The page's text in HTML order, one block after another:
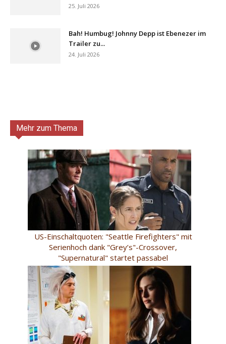
25. Juli 2026
Bah! Humbug! Johnny Depp ist Ebenezer im
Trailer zu...
24. Juli 2026
Mehr zum Thema
US-Einschaltquoten: "Seattle Firefighters" mit
Serienhoch dank "Grey’s"-Crossover,
"Supernatural" startet passabel